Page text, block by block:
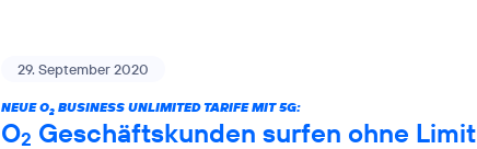
29. September 2020
NEUE O2 BUSINESS UNLIMITED TARIFE MIT 5G:
O2 Geschäftskunden surfen ohne Limit